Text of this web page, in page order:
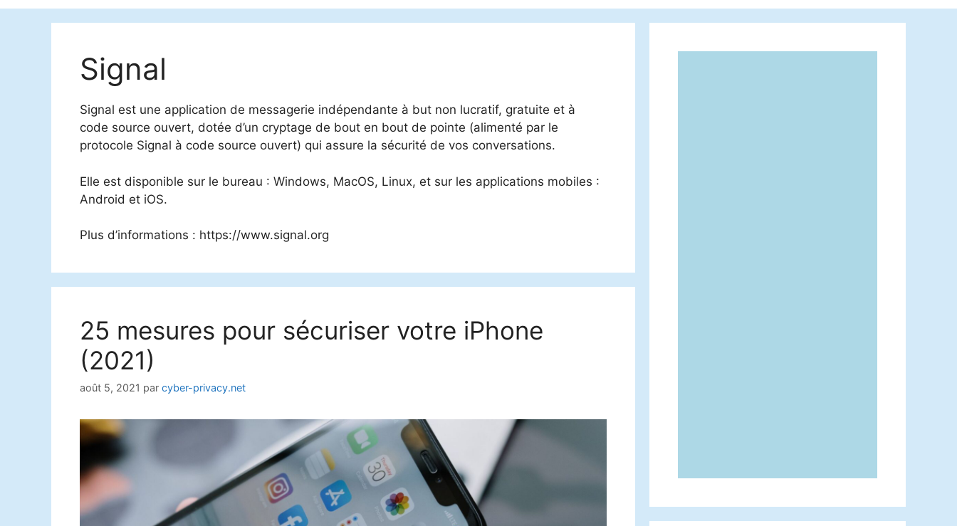
Signal
Signal est une application de messagerie indépendante à but non lucratif, gratuite et à
code source ouvert, dotée d’un cryptage de bout en bout de pointe (alimenté par le
protocole Signal à code source ouvert) qui assure la sécurité de vos conversations.
Elle est disponible sur le bureau : Windows, MacOS, Linux, et sur les applications mobiles :
Android et iOS.
Plus d’informations : https://www.signal.org
25 mesures pour sécuriser votre iPhone
(2021)
août 5, 2021 par cyber-privacy.net